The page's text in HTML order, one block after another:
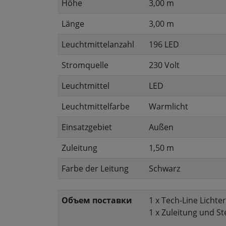
Höhe
3,00 m
Länge
3,00 m
Leuchtmittelanzahl
196 LED
Stromquelle
230 Volt
Leuchtmittel
LED
Leuchtmittelfarbe
Warmlicht
Einsatzgebiet
Außen
Zuleitung
1,50 m
Farbe der Leitung
Schwarz
Объем поставки
1 x Tech-Line
1 x Zuleitung und